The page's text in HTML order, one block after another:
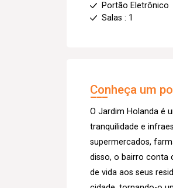
Portão Eletrônico
Salas : 1
Conheça um
O Jardim Holanda é
tranquilidade e
supermercados,
disso, o bairro conta
de vida aos seus